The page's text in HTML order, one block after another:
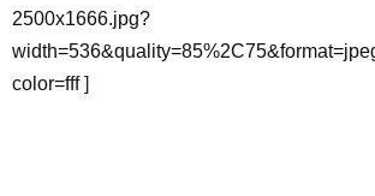
2500x1666.jpg?
color=fff]